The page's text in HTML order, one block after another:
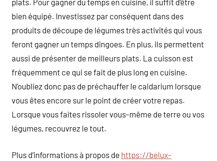
plats. Pour gagner du temps en cuisine, il suffit d’être
bien équipé. Investissez par conséquent dans des
produits de découpe de légumes très activités qui vous
feront gagner un temps dingoes. En plus, ils permettent
aussi de présenter de meilleurs plats. La cuisson est
fréquemment ce qui se fait de plus long en cuisine.
N’oubliez donc pas de préchauffer le caldarium lorsque
vous êtes encore sur le point de créer votre repas.
Lorsque vous faites rissoler vous-même de terre ou vos
légumes, recouvrez le tout.
Plus d’informations à propos de https://belux-